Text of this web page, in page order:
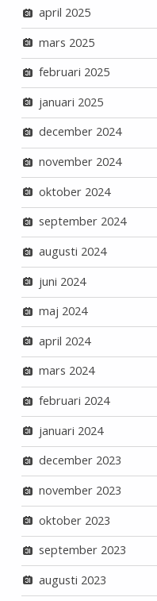
april 2025
mars 2025
februari 2025
januari 2025
december 2024
november 2024
oktober 2024
september 2024
augusti 2024
juni 2024
maj 2024
april 2024
mars 2024
februari 2024
januari 2024
december 2023
november 2023
oktober 2023
september 2023
augusti 2023